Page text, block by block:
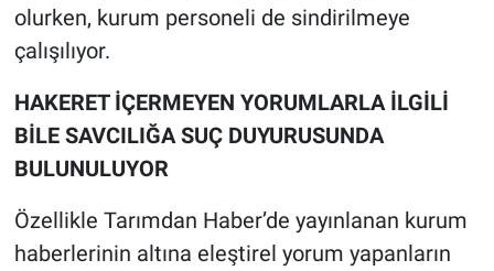
olurken, kurum personeli de sindirilmeye
çalışılıyor.
HAKERET İÇERMEYEN YORUMLARLA İLGİLİ
BİLE SAVCILIĞA SUÇ DUYURUSUNDA
BULUNULUYOR
Özellikle Tarımdan Haber’de yayınlanan kurum
haberlerinin altına eleştirel yorum yapanların